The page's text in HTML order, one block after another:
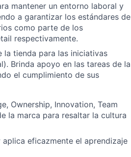
mantener un entorno laboral y
a garantizar los estándares de
como parte de los
respectivamente.
tienda para las iniciativas
Brinda apoyo en las tareas de la
el cumplimiento de sus
Ownership, Innovation, Team
la marca para resaltar la cultura
eficazmente el aprendizaje